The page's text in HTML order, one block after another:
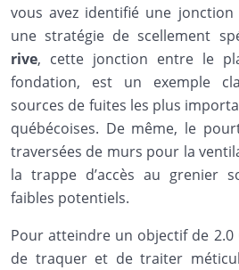
vous avez identifié une
une stratégie de scellement
rive, cette jonction entre le
fondation, est un exemple
sources de fuites les plus
québécoises. De même, le
traversées de murs pour la
la trappe d’accès au grenier
faibles potentiels.
Pour atteindre un objectif de 2.0
de traquer et de traiter